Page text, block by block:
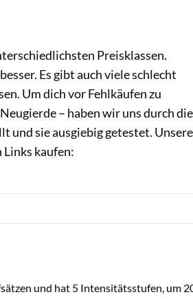
Preisklassen.
Es gibt auch viele schlecht
Um dich vor Fehlkäufen zu
– haben wir uns durch die
und sie ausgiebig getestet. Unsere
kaufen:
und hat 5 Intensitätsstufen, um